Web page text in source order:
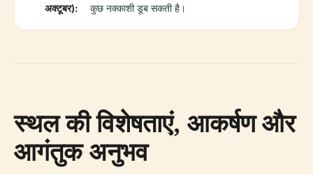
अक्टूबर):
कुछ नक्काशी डूब सकती है।
स्थल की विशेषताएं, आकर्षण और
आगंतुक अनुभव